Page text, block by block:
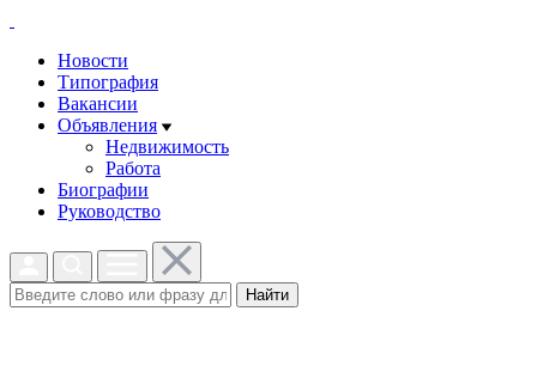
Новости
Типография
Вакансии
Объявления
Недвижимость
Работа
Биографии
Руководство
Найти